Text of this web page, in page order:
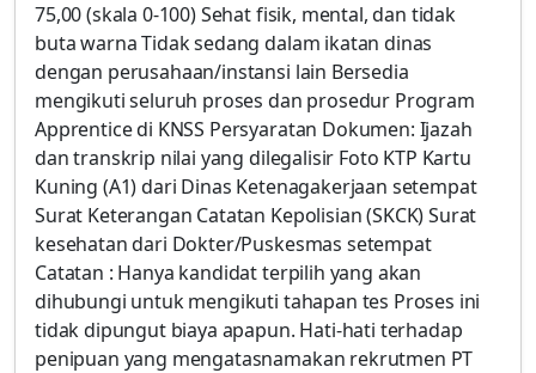
75,00 (skala 0-100) Sehat fisik, mental, dan tidak
buta warna Tidak sedang dalam ikatan dinas
dengan perusahaan/instansi lain Bersedia
mengikuti seluruh proses dan prosedur Program
Apprentice di KNSS Persyaratan Dokumen: Ijazah
dan transkrip nilai yang dilegalisir Foto KTP Kartu
Kuning (A1) dari Dinas Ketenagakerjaan setempat
Surat Keterangan Catatan Kepolisian (SKCK) Surat
kesehatan dari Dokter/Puskesmas setempat
Catatan : Hanya kandidat terpilih yang akan
dihubungi untuk mengikuti tahapan tes Proses ini
tidak dipungut biaya apapun. Hati-hati terhadap
penipuan yang mengatasnamakan rekrutmen PT